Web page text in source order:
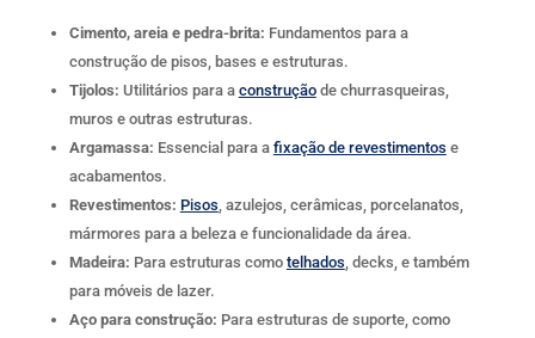
Cimento, areia e pedra-brita: Fundamentos para a
construção de pisos, bases e estruturas.
Tijolos: Utilitários para a construçãode churrasqueiras,
muros e outras estruturas.
Argamassa: Essencial para a fixação de revestimentos e
acabamentos.
Revestimentos: Pisos, azulejos, cerâmicas, porcelanatos,
mármores para a beleza e funcionalidade da área.
Madeira: Para estruturas como telhados, decks, e também
para móveis de lazer.
Aço para construção: Para estruturas de suporte, como